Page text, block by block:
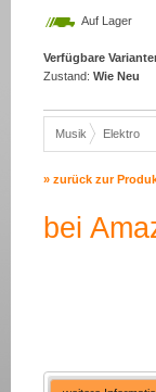
Auf Lager
Verfügbare
Zustand: Wie Neu
Musik Elektro
» zurück zur
bei